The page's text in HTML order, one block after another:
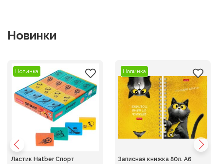
Новинки
Новинка
Ластик Hatber Спорт
Новинка
Записная книжка 80л. А6